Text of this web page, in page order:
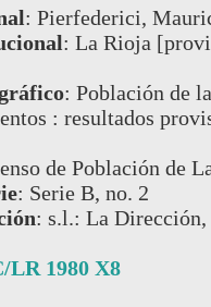
: Pierfederici,
: La Rioja
: Población de
: resultados
de Población de
: Serie B, no. 2
: s.l.: La Dirección,
LR 1980 X8